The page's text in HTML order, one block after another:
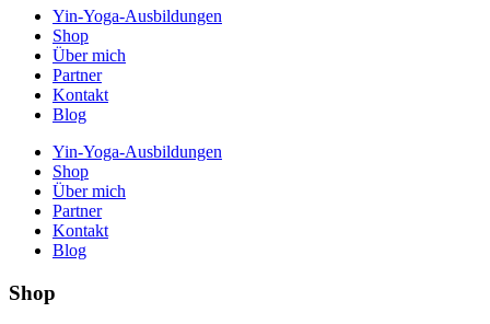
Yin-Yoga-Ausbildungen
Shop
Über mich
Partner
Kontakt
Blog
Yin-Yoga-Ausbildungen
Shop
Über mich
Partner
Kontakt
Blog
Shop